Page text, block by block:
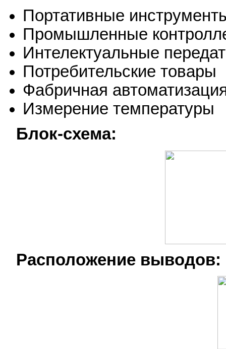
Портативные
Промышленные
Интелектуальные
Потребительские товары
Фабричная
Измерение температуры
Блок-схема:
Расположение выводов: